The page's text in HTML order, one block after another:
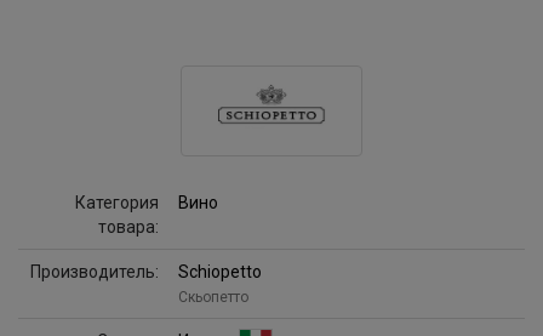
Категория
товара:
Вино
Производитель: Schiopetto
Скьопетто